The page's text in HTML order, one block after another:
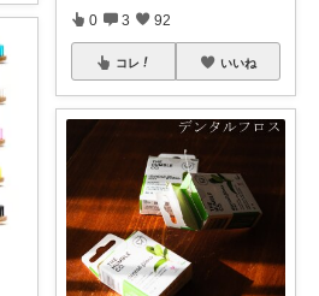
0 3 92
コレ いいね